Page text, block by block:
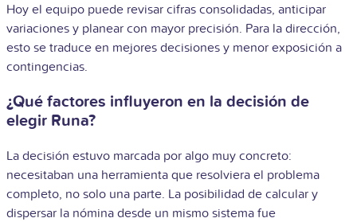
Hoy el equipo puede revisar cifras consolidadas, anticipar
variaciones y planear con mayor precisión. Para la dirección,
esto se traduce en mejores decisiones y menor exposición a
contingencias.
¿Qué factores influyeron en la decisión de
elegir Runa?
La decisión estuvo marcada por algo muy concreto:
necesitaban una herramienta que resolviera el problema
completo, no solo una parte. La posibilidad de calcular y
dispersar la nómina desde un mismo sistema fue